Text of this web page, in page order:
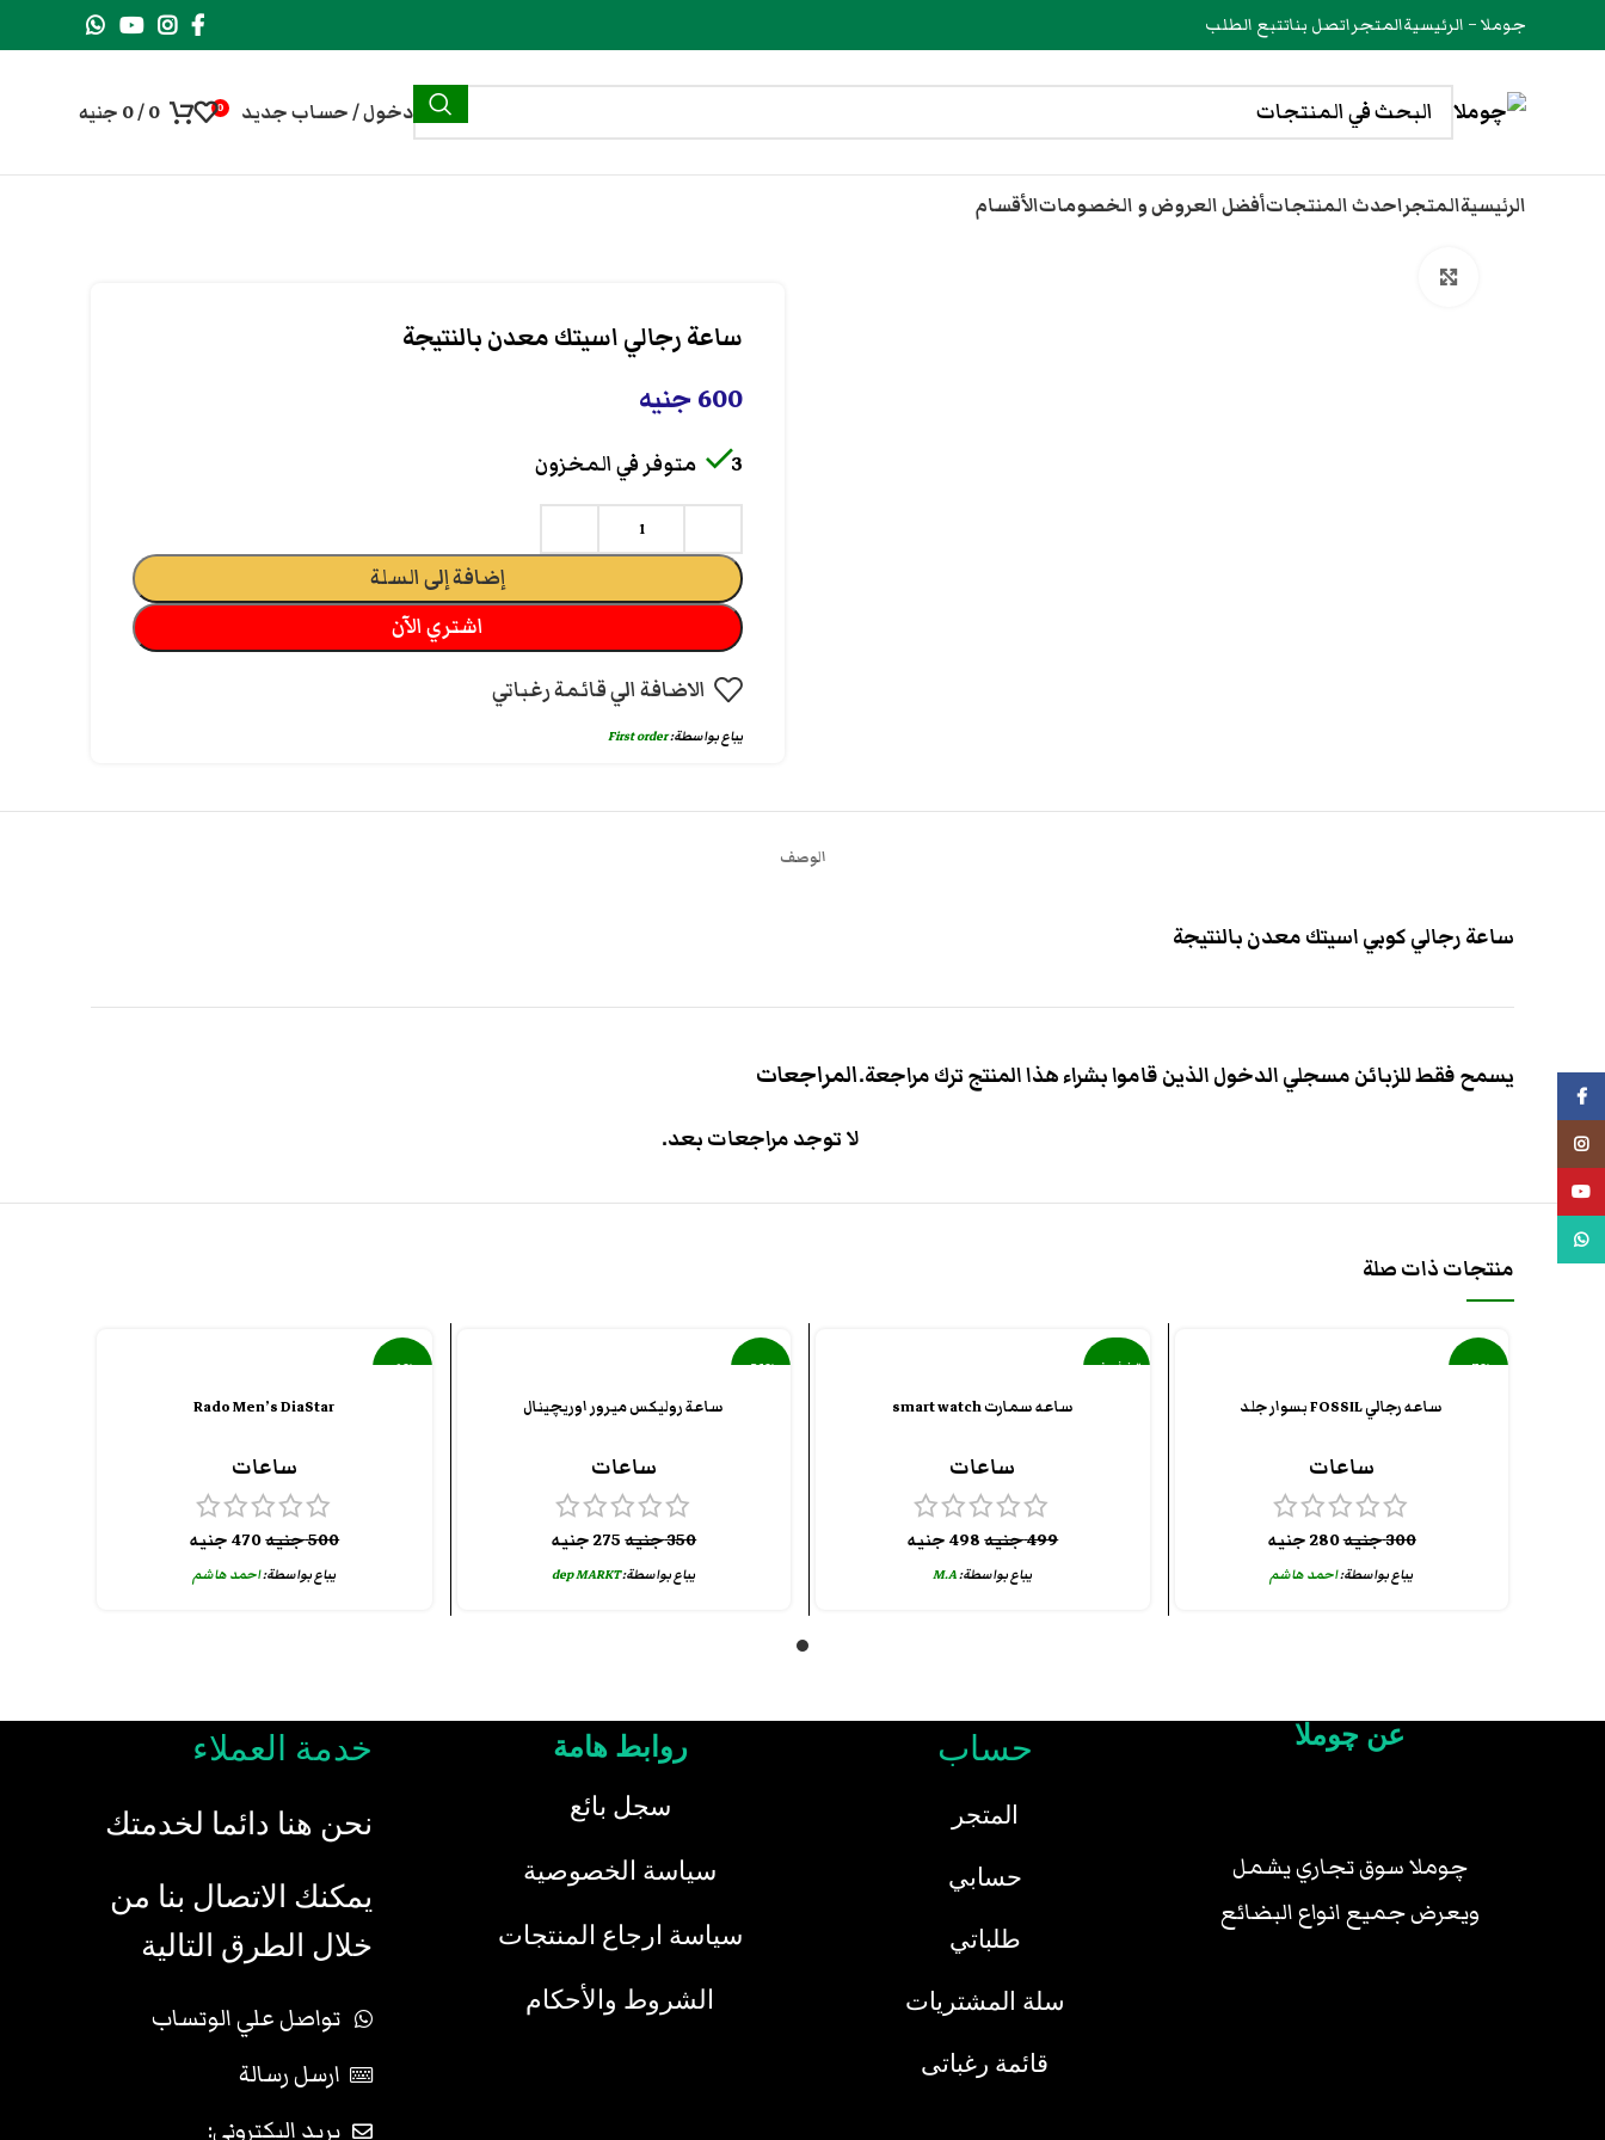
جوملا – الرئيسيةالمتجراتصل بناتتبع الطلب
دخول / حساب جديد 0
0
/
0 جنيه
الرئيسيةالمتجراحدث المنتجاتأفضل العروض و الخصوماتالأقسام
ساعة رجالي اسيتك معدن بالنتيجة
600جنيه
3 متوفر في المخزون
إضافة إلى السلة
اشتري الآن
الاضافة الي قائمة رغباتي
يباع بواسطة:First order
الوصف
ساعة رجالي كوبي اسيتك معدن بالنتيجة
المراجعات
لا توجد مراجعات بعد.
يسمح فقط للزبائن مسجلي الدخول الذين قاموا بشراء هذا المنتج ترك مراجعة.
منتجات ذات صلة
-7%
ساعه رجالي FOSSIL بسوار جلد
ساعات
300جنيه280جنيه
يباع بواسطة:احمد هاشم
تخفيض
ساعه سمارت smart watch
ساعات
499جنيه498جنيه
يباع بواسطة:M.A
-21%
ساعة روليكس ميرور اوريچينال
ساعات
350جنيه275جنيه
يباع بواسطة:dep MARKT
-6%
Rado Men’s DiaStar
ساعات
500جنيه470جنيه
يباع بواسطة:احمد هاشم
عن چوملا
چوملا سوق تجاري يشمل
ويعرض جميع انواع البضائع
حساب
المتجر
حسابي
طلباتي
سلة المشتريات
قائمة رغباتى
روابط هامة
سجل بائع
سياسة الخصوصية
سياسة ارجاع المنتجات
الشروط والأحكام
خدمة العملاء
نحن هنا دائما لخدمتك
يمكنك الاتصال بنا من
خلال الطرق التالية
تواصل علي الوتساب
ارسل رسالة
بريد اليكتروني: